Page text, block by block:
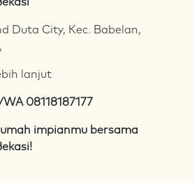
Duta City, Kec. Babelan,
lanjut
WA 08118187177
impianmu bersama